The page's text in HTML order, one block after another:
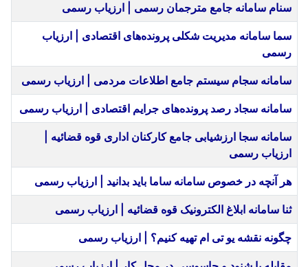
سنام سامانه جامع مترجمان رسمی | ارزیاب رسمی
سما سامانه مدیریت شکلی پرونده‌های اقتصادی | ارزیاب
رسمی
سامانه سجام سیستم جامع اطلاعات مردمی | ارزیاب رسمی
سامانه سجاد رصد پرونده‌های جرایم اقتصادی | ارزیاب رسمی
سامانه سجا ارزشیابی جامع کارکنان اداری قوه قضائیه |
ارزیاب رسمی
هر آنچه در خصوص سامانه ساما باید بدانید | ارزیاب رسمی
ثنا سامانه ابلاغ الکترونیک قوه قضائیه | ارزیاب رسمی
چگونه نقشه یو تی ام تهیه کنیم؟ | ارزیاب رسمی